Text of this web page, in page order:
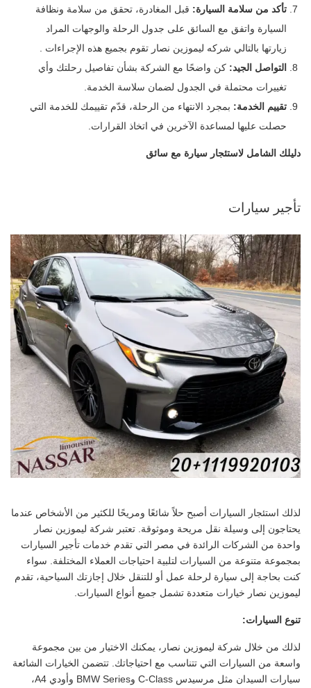
تأكد من سلامة السيارة: قبل المغادرة، تحقق من سلامة ونظافة
السيارة واتفق مع السائق على جدول الرحلة والوجهات المراد
زيارتها بالتالي شركه ليموزين نصار تقوم بجميع هذه الإجراءات .
التواصل الجيد: كن واضحًا مع الشركة بشأن تفاصيل رحلتك وأي
تغييرات محتملة في الجدول لضمان سلاسة الخدمة.
تقييم الخدمة: بمجرد الانتهاء من الرحلة، قدّم تقييمك للخدمة التي
حصلت عليها لمساعدة الآخرين في اتخاذ القرارات.
دليلك الشامل لاستئجار سيارة مع سائق
تأجير سيارات
لذلك استئجار السيارات أصبح حلاً شائعًا ومريحًا للكثير من الأشخاص عندما
يحتاجون إلى وسيلة نقل مريحة وموثوقة. تعتبر شركة ليموزين نصار
واحدة من الشركات الرائدة في مصر التي تقدم خدمات تأجير السيارات
بمجموعة متنوعة من السيارات لتلبية احتياجات العملاء المختلفة. سواء
كنت بحاجة إلى سيارة لرحلة عمل أو للتنقل خلال إجازتك السياحية، تقدم
ليموزين نصار خيارات متعددة تشمل جميع أنواع السيارات.
تنوع السيارات:
لذلك من خلال شركة ليموزين نصار، يمكنك الاختيار من بين مجموعة
واسعة من السيارات التي تتناسب مع احتياجاتك. تتضمن الخيارات الشائعة
سيارات السيدان مثل مرسيدس C-Class وBMW Series وأودي A4،